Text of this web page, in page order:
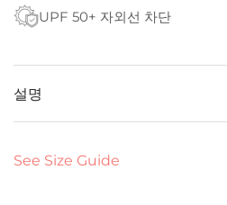
UPF 50+ 자외선 차단
설명
See Size Guide